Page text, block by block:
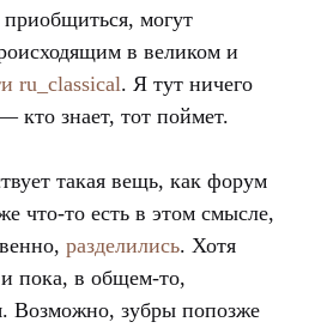
могут
в великом и
ru_classical. Я тут ничего
кто знает, тот поймет.
такая вещь, как форум
что-то есть в этом смысле,
разделились. Хотя
и пока, в общем-то,
Возможно, зубры попозже